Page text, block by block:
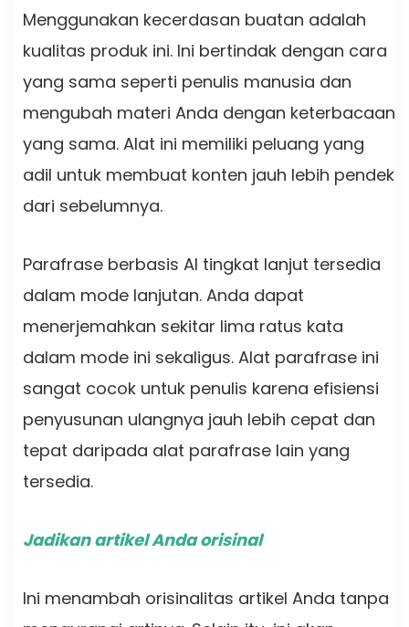
Menggunakan kecerdasan buatan adalah
kualitas produk ini. Ini bertindak dengan cara
yang sama seperti penulis manusia dan
mengubah materi Anda dengan keterbacaan
yang sama. Alat ini memiliki peluang yang
adil untuk membuat konten jauh lebih pendek
dari sebelumnya.
Parafrase berbasis AI tingkat lanjut tersedia
dalam mode lanjutan. Anda dapat
menerjemahkan sekitar lima ratus kata
dalam mode ini sekaligus. Alat parafrase ini
sangat cocok untuk penulis karena efisiensi
penyusunan ulangnya jauh lebih cepat dan
tepat daripada alat parafrase lain yang
tersedia.
Jadikan artikel Anda orisinal
Ini menambah orisinalitas artikel Anda tanpa